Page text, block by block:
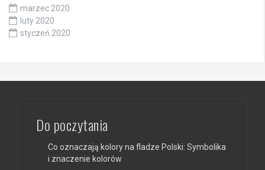
marzec 2020
luty 2020
styczeń 2020
Do poczytania
Co oznaczają kolory na fladze Polski: Symbolika
i znaczenie kolorów